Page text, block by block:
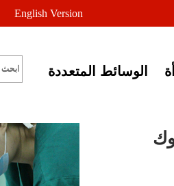
English Version
الوسائط المتعددة